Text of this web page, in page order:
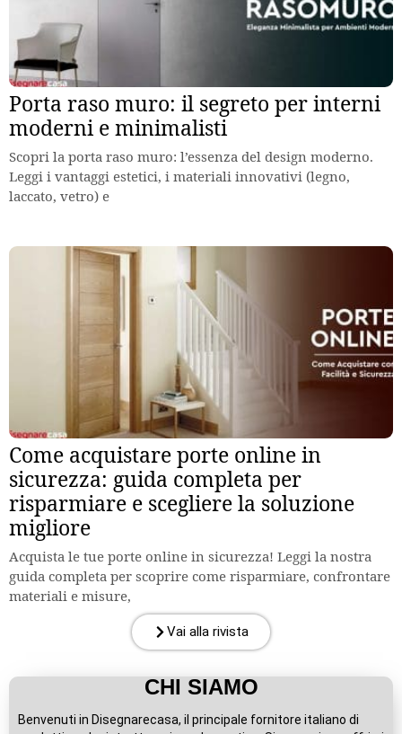
Porta raso muro: il segreto per interni
moderni e minimalisti
Scopri la porta raso muro: l’essenza del design moderno.
Leggi i vantaggi estetici, i materiali innovativi (legno,
laccato, vetro) e
Come acquistare porte online in
sicurezza: guida completa per
risparmiare e scegliere la soluzione
migliore
Acquista le tue porte online in sicurezza! Leggi la nostra
guida completa per scoprire come risparmiare, confrontare
materiali e misure,
Vai alla rivista
CHI SIAMO
Benvenuti in Disegnarecasa, il principale fornitore italiano di